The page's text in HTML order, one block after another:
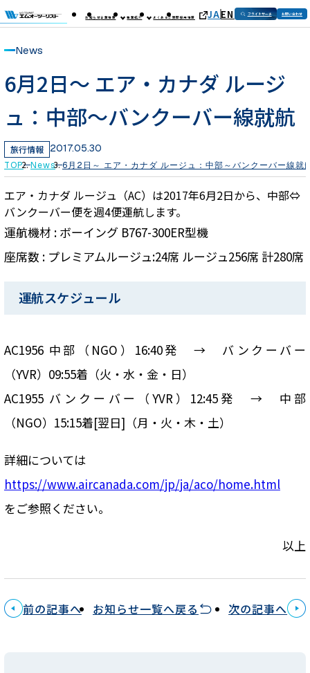
お知らせ企業情報 事業紹介 よくあるご質問採用情報 JAEN フライトサーチ お問い合わせ
News
6月2日～ エア・カナダ ルージ
ュ：中部～バンクーバー線就航
旅行情報 2017.05.30
TOP News 6月2日～ エア・カナダ ルージュ：中部～バンクーバー線就
エア・カナダ ルージュ（AC）は2017年6月2日から、中部⇔
バンクーバー便を週4便運航します。
運航機材 : ボーイング B767-300ER型機
座席数 : プレミアムルージュ:24席 ルージュ256席 計280席
運航スケジュール
AC1956 中部（NGO）16:40発 → バンクーバー
（YVR）09:55着（火・水・金・日）
AC1955 バンクーバー（YVR）12:45発 → 中部
（NGO）15:15着[翌日]（月・火・木・土）
詳細については
https://www.aircanada.com/jp/ja/aco/home.html
をご参照ください。
以上
前の記事へ お知らせ一覧へ戻る 次の記事へ